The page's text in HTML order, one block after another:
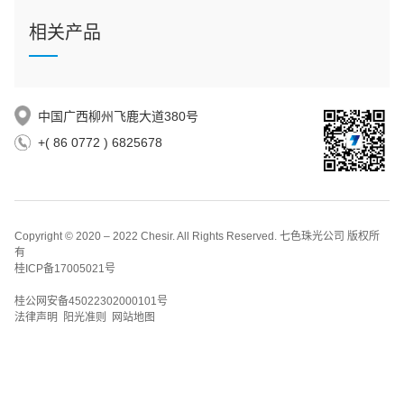
相关产品
中国广西柳州飞鹿大道380号
+( 86 0772 ) 6825678
Copyright © 2020 – 2022 Chesir. All Rights Reserved. 七色珠光公司 版权所
有
桂ICP备17005021号
桂公网安备45022302000101号
法律声明 阳光准则 网站地图